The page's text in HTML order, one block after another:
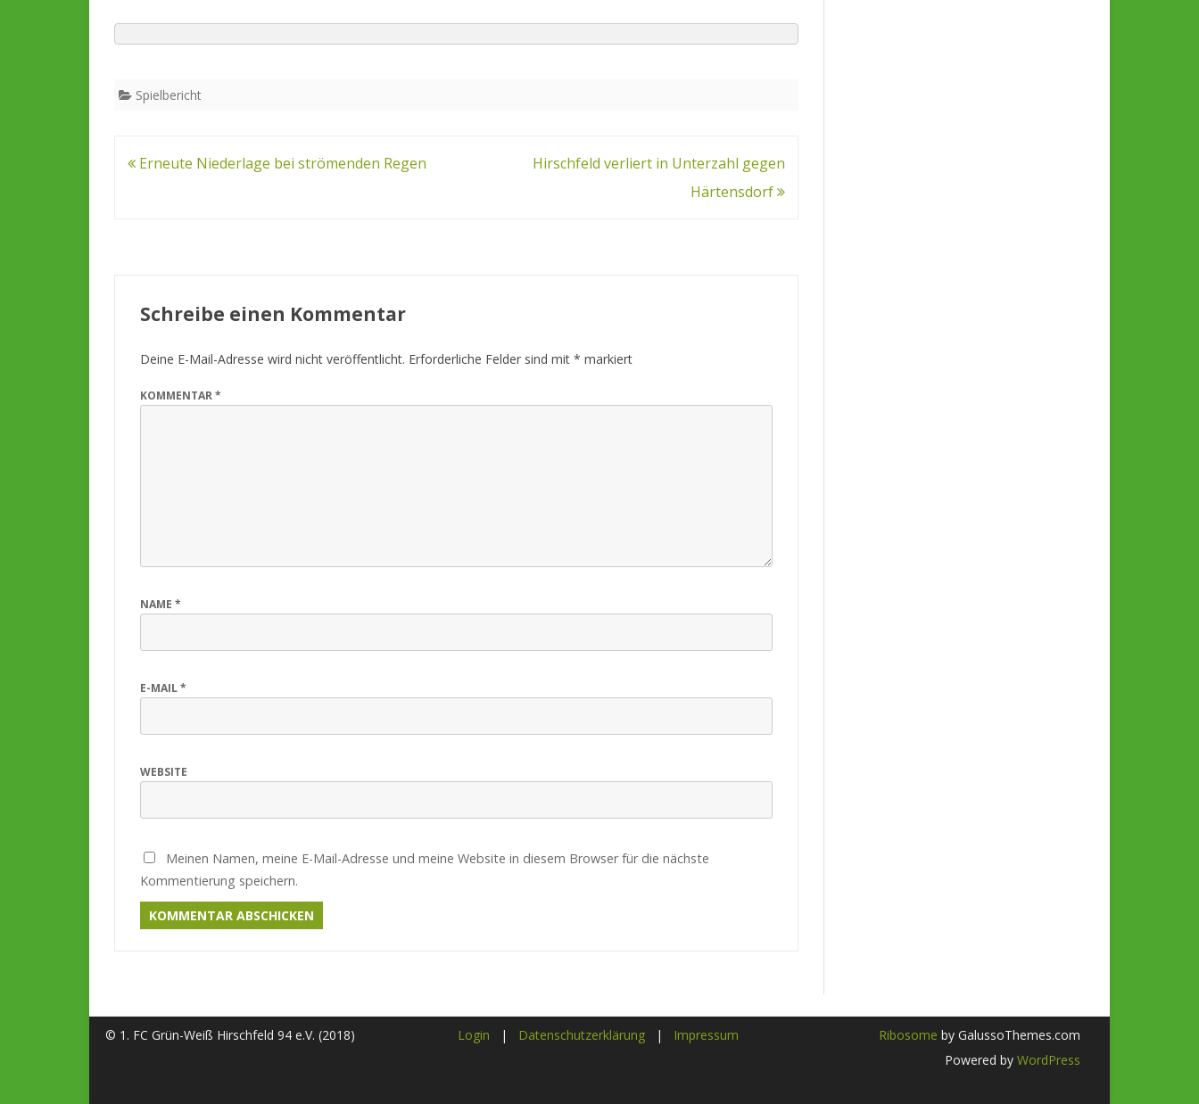
Spielbericht
Beitrags-
Erneute Niederlage bei strömenden Regen
Hirschfeld verliert in Unterzahl gegen
Härtensdorf
Schreibe einen Kommentar
Deine E-Mail-Adresse wird nicht veröffentlicht. Erforderliche Felder sind mit * markiert
KOMMENTAR*
NAME *
E-MAIL*
WEBSITE
Meinen Namen, meine E-Mail-Adresse und meine Website in diesem Browser für die nächste
Kommentierung speichern.
© 1. FC Grün-Weiß Hirschfeld 94 e.V. (2018) Login | Datenschutzerklärung| Impressum Ribosome by GalussoThemes.com
Powered by WordPress